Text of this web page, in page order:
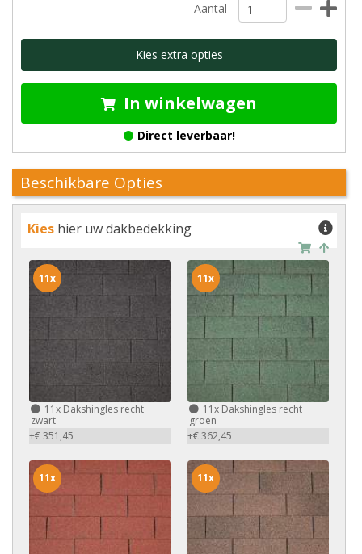
Aantal
Kies extra opties
In winkelwagen
Direct leverbaar!
Beschikbare Opties
Kies hier uw dakbedekking
11x Dakshingles recht
zwart
+€ 351,45
11x
11xDakshingles recht
groen
+€ 362,45
11x
11x 11x